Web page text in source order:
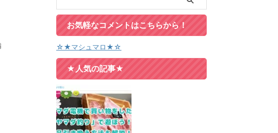
お気軽なコメントはこちらから！
☆★マシュマロ★☆
★人気の記事★